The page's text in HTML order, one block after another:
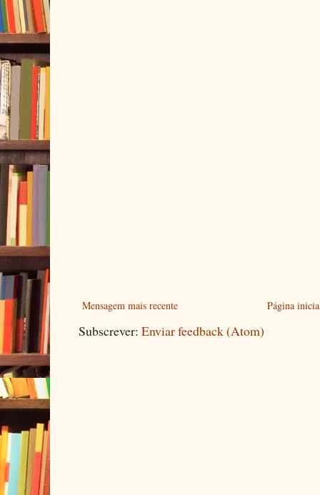
Mensagem mais recente Página
Subscrever: Enviar feedback (Atom)